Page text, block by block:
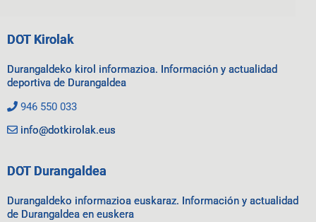
DOT Kirolak
Durangaldeko kirol informazioa. Información y actualidad
deportiva de Durangaldea
946 550 033
info@dotkirolak.eus
DOT Durangaldea
Durangaldeko informazioa euskaraz. Información y actualidad
de Durangaldea en euskera